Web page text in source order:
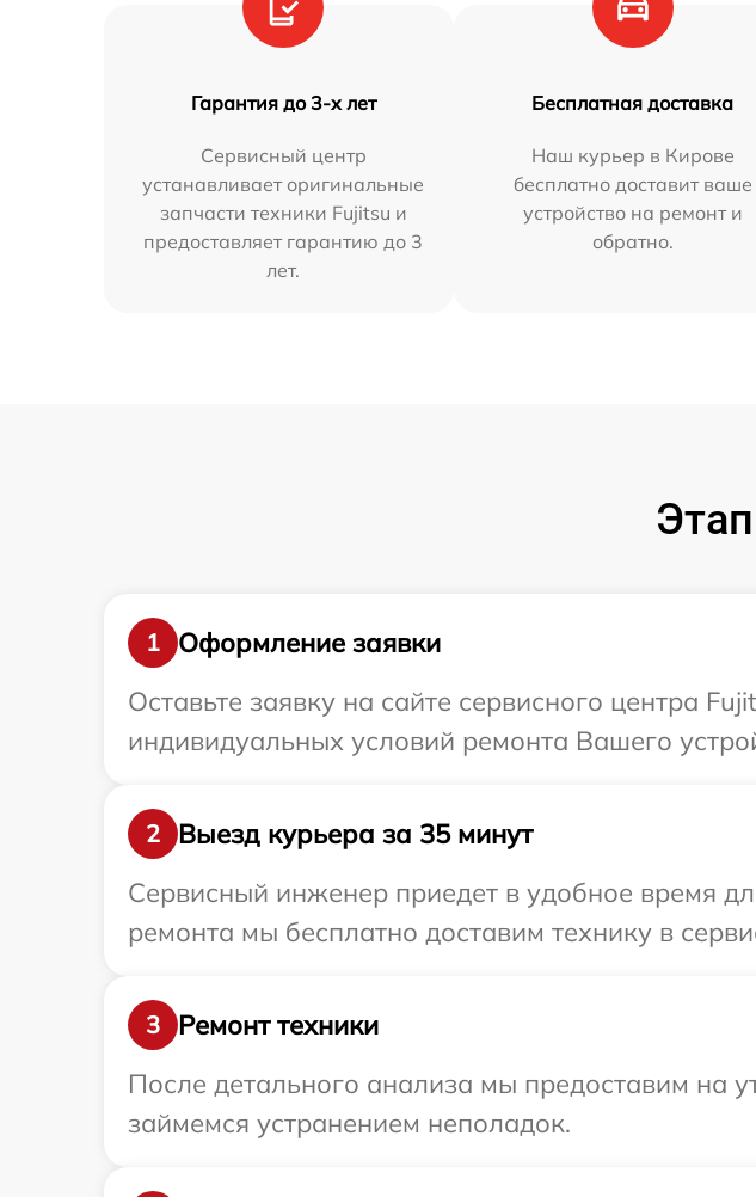
Гарантия до 3-х лет
Сервисный центр
устанавливает оригинальные
запчасти техники Fujitsu и
предоставляет гарантию до 3
лет.
Бесплатная доставка
Наш курьер в Кирове
бесплатно доставит ваше
устройство на ремонт и
обратно.
1
Оформление заявки
Оставьте заявку на сайте сервисного центра
индивидуальных условий ремонта Вашего
2
Выезд курьера за 35 минут
Сервисный инженер приедет в удобное время
ремонта мы бесплатно доставим технику в
3
Ремонт техники
После детального анализа мы предоставим на
займемся устранением неполадок.